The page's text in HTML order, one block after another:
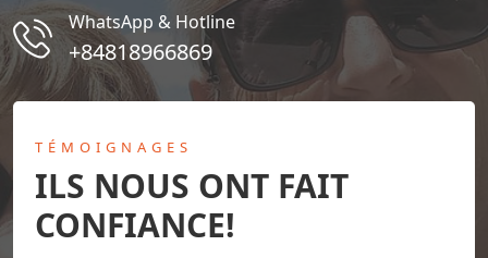
WhatsApp & Hotline
+84818966869
TÉMOIGNAGES
ILS NOUS ONT FAIT
CONFIANCE!